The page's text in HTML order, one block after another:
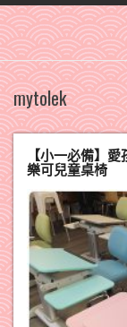
mytolek
【小一必備】愛
樂可兒童桌椅